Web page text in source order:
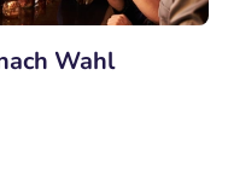
Wahl